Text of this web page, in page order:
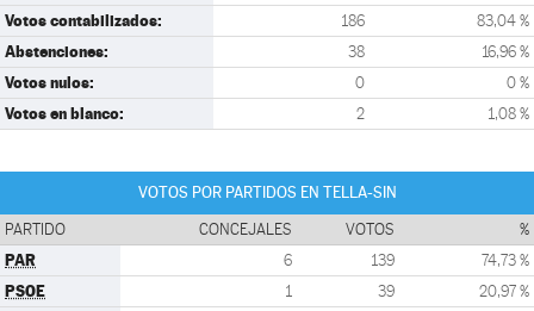
Votos contabilizados: 186 83,04 %
Abstenciones: 38 16,96 %
Votos nulos: 0 0 %
Votos en blanco: 2 1,08 %
VOTOS POR PARTIDOS EN TELLA-SIN
PARTIDO CONCEJALES VOTOS %
PAR 6 139 74,73 %
PSOE 1 39 20,97 %